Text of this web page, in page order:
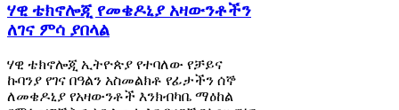
ሃዊ ቴክኖሎጂ የመቄዶኒያ አዛውንቶችን
ለገና ምሳ ያበላል
ሃዊ ቴክኖሎጂ ኢትዮጵያ የተባለው የቻይና
ኩባንያ የገና በዓልን አስመልክቶ የፊታችን ሰኞ
ለመቄዶኒያ የአዛውንቶች እንክብካቤ ማዕከል